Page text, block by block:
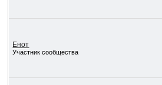
Енот
Участник сообщества